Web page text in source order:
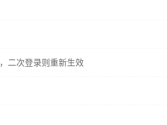
二次登录则重新生效